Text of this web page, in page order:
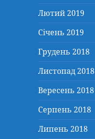
Лютий 2019
Січень 2019
Грудень 2018
Листопад 2018
Вересень 2018
Серпень 2018
Липень 2018